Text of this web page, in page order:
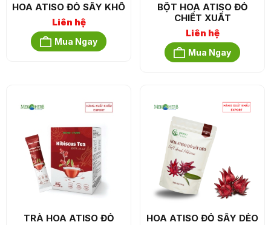
HOA ATISO ĐỎ SẤY KHÔ
Liên hệ
Mua Ngay
BỘT HOA ATISO ĐỎ
CHIẾT XUẤT
Liên hệ
Mua Ngay
TRÀ HOA ATISO ĐỎ
HOA ATISO ĐỎ SẤY DẺO